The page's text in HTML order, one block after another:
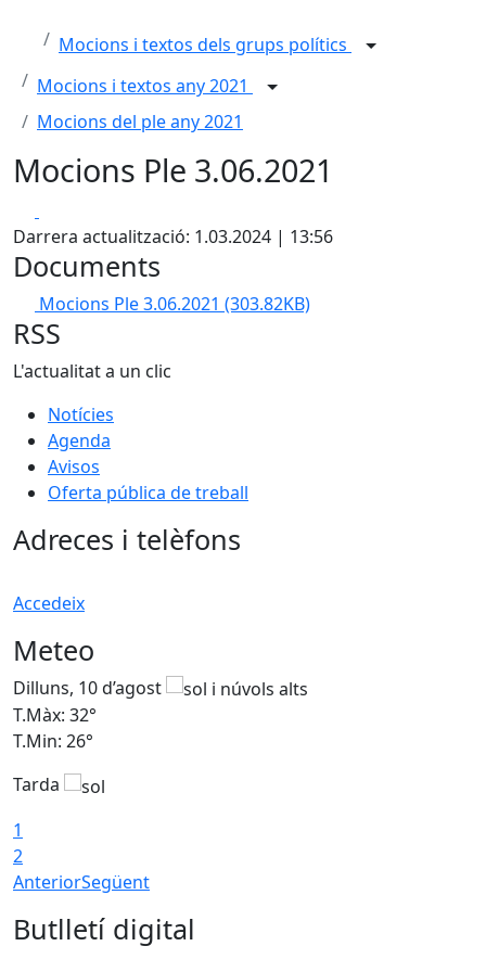
Mocions i textos dels grups polítics
Mocions i textos any 2021
Mocions del ple any 2021
Mocions Ple 3.06.2021
Darrera actualització: 1.03.2024 | 13:56
Documents
Mocions Ple 3.06.2021 (303.82KB)
RSS
L'actualitat a un clic
Notícies
Agenda
Avisos
Oferta pública de treball
Adreces i telèfons
Accedeix
Meteo
Dilluns, 10 d’agost
T.Màx: 32°
T.Min: 26°
Tarda
1
2
AnteriorSegüent
Butlletí digital